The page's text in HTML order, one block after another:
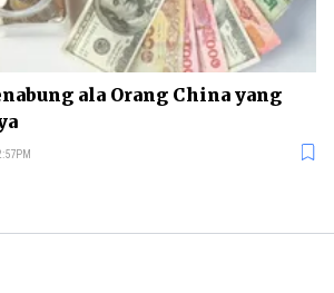
ala Orang China yang